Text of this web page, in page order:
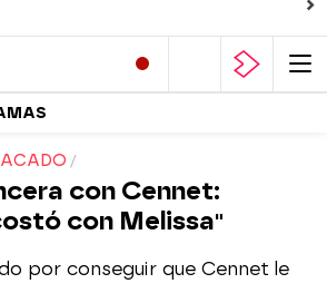
con Cennet:
con Melissa"
por conseguir que Cennet le